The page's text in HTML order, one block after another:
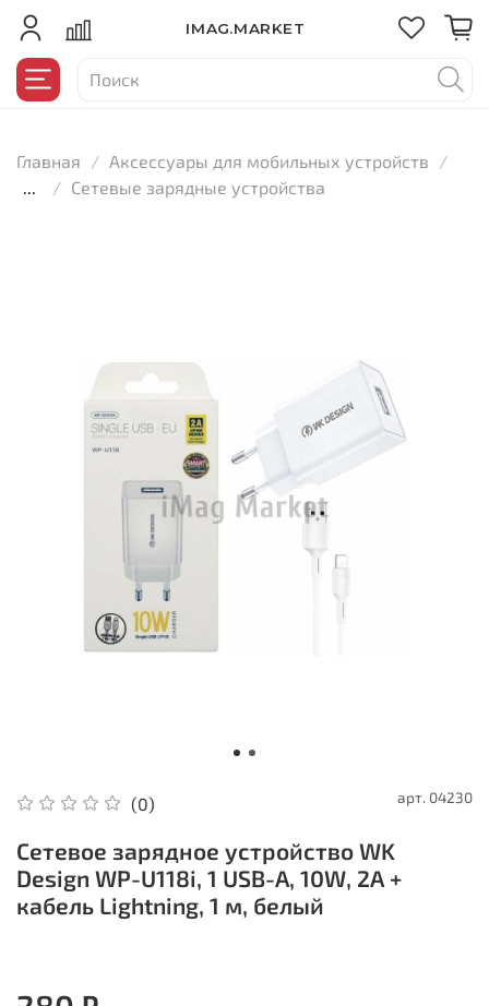
IMAG.MARKET
Главная
Аксессуары для мобильных устройств
...
Сетевые зарядные устройства
(0) арт. 04230
Сетевое зарядное устройство WK
Design WP-U118i, 1 USB-A, 10W, 2A +
кабель Lightning, 1 м, белый